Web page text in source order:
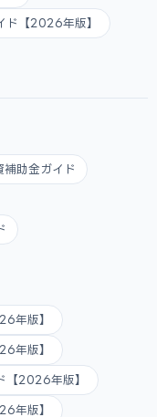
ド【2026年版】
補助金ガイド
年版】
年版】
【2026年版】
年版】